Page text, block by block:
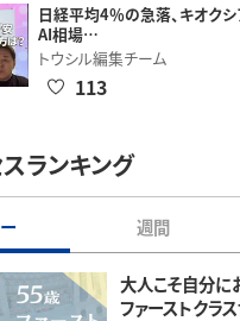
日経平均4％の急落、キオクシ
AI相場…
トウシル編集チーム
113
ランキング
週間
大人こそ自分に
ファーストクラ